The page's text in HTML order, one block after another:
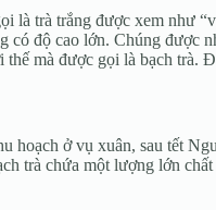
là trà trắng được xem như
có độ cao lớn. Chúng được
mà được gọi là bạch trà.
hoạch ở vụ xuân, sau tết
trà chứa một lượng lớn